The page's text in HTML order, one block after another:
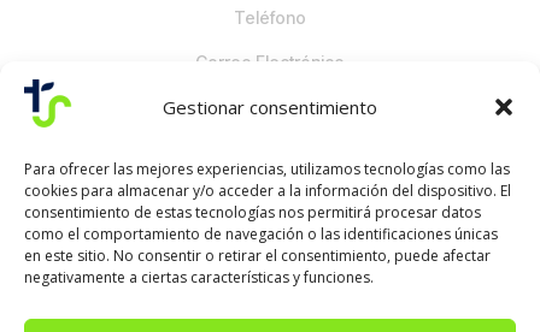
Gestionar consentimiento
Para ofrecer las mejores experiencias, utilizamos tecnologías como las
cookies para almacenar y/o acceder a la información del dispositivo. El
consentimiento de estas tecnologías nos permitirá procesar datos
como el comportamiento de navegación o las identificaciones únicas
en este sitio. No consentir o retirar el consentimiento, puede afectar
negativamente a ciertas características y funciones.
Teléfono
Correo Electrónico